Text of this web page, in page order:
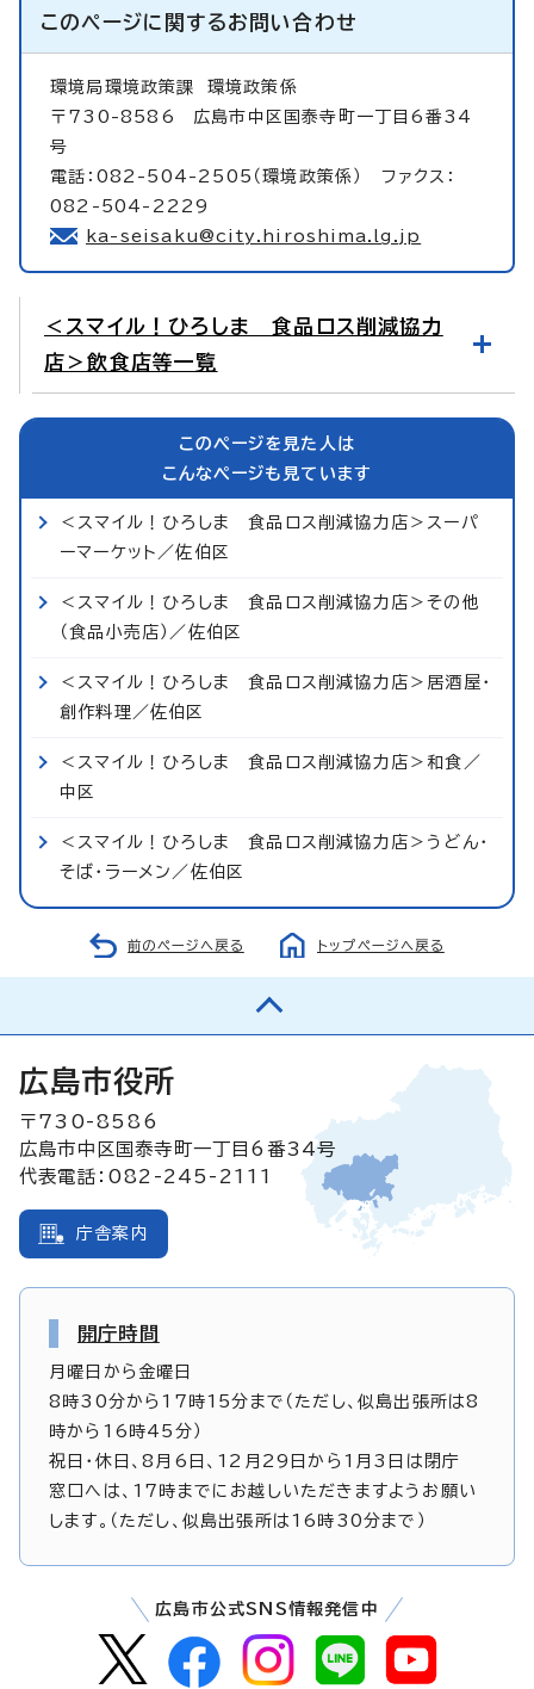
このページに関するお問い合わせ
環境局環境政策課 環境政策係
〒730-8586 広島市中区国泰寺町一丁目6番34
号
電話：082-504-2505（環境政策係） ファクス：
082-504-2229
ka-seisaku@city.hiroshima.lg.jp
＜スマイル！ひろしま 食品ロス削減協力
店＞飲食店等一覧
このページを見た人は
こんなページも見ています
＜スマイル！ひろしま 食品ロス削減協力店＞スーパ
ーマーケット／佐伯区
＜スマイル！ひろしま 食品ロス削減協力店＞その他
（食品小売店）／佐伯区
＜スマイル！ひろしま 食品ロス削減協力店＞居酒屋・
創作料理／佐伯区
＜スマイル！ひろしま 食品ロス削減協力店＞和食／
中区
＜スマイル！ひろしま 食品ロス削減協力店＞うどん・
そば・ラーメン／佐伯区
前のページへ戻る トップページへ戻る
広島市役所
〒730-8586
広島市中区国泰寺町一丁目6番34号
代表電話：082-245-2111
庁舎案内
開庁時間
月曜日から金曜日
8時30分から17時15分まで（ただし、似島出張所は8
時から16時45分）
祝日・休日、8月6日、12月29日から1月3日は閉庁
窓口へは、17時までにお越しいただきますようお願い
します。（ただし、似島出張所は16時30分まで）
広島市公式SNS情報発信中